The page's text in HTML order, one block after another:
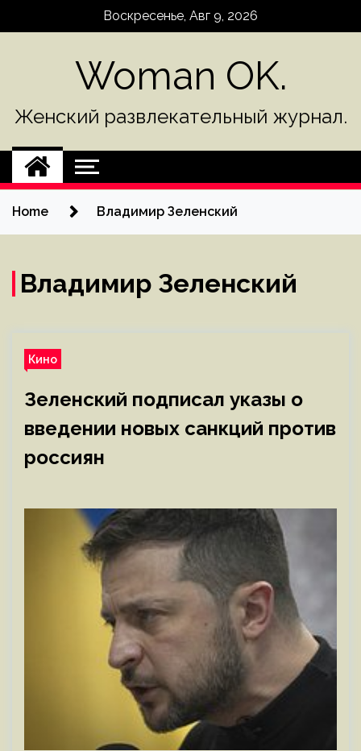
Воскресенье, Авг 9, 2026
Woman OK.
Женский развлекательный журнал.
Home Владимир Зеленский
Владимир Зеленский
Кино
Зеленский подписал указы о
введении новых санкций против
россиян